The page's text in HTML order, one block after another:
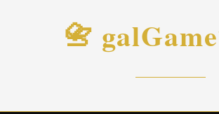
📇